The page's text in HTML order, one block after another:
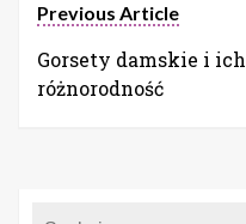
Previous Article
Gorsety damskie i ich
różnorodność